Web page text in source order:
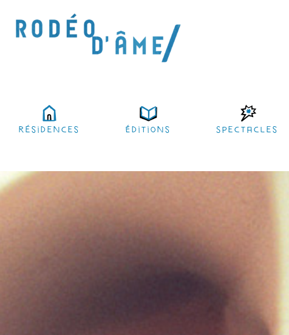
résidences Éditions Spectacles